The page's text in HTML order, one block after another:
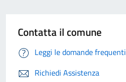
Contatta il comune
Leggi le domande frequenti
Richiedi Assistenza